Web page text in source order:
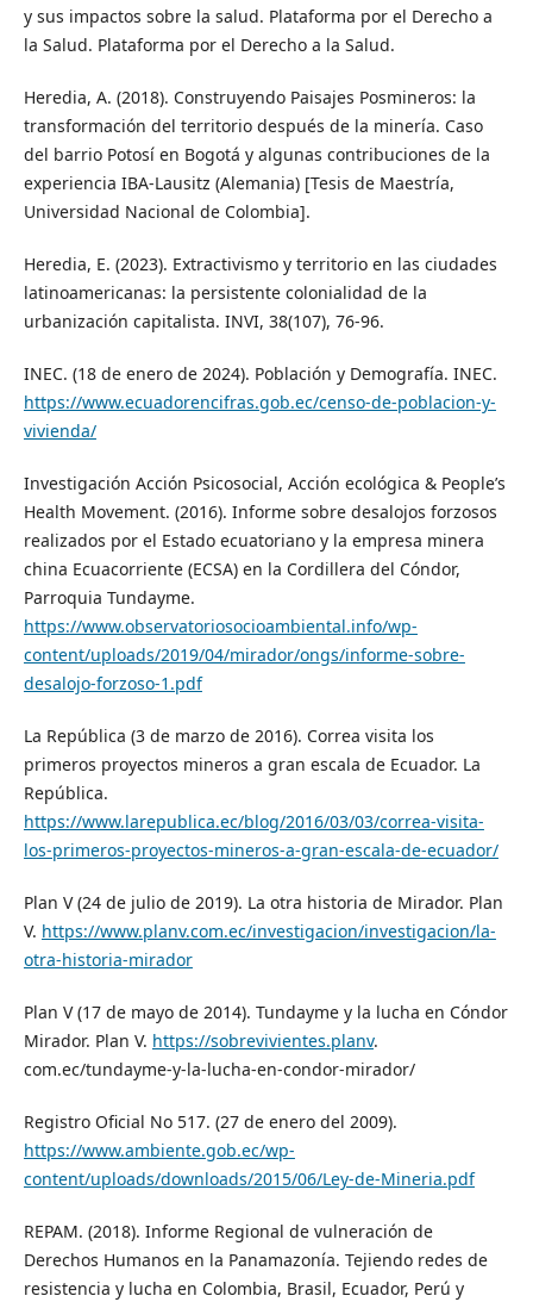
y sus impactos sobre la salud. Plataforma por el Derecho a
la Salud. Plataforma por el Derecho a la Salud.
Heredia, A. (2018). Construyendo Paisajes Posmineros: la
transformación del territorio después de la minería. Caso
del barrio Potosí en Bogotá y algunas contribuciones de la
experiencia IBA-Lausitz (Alemania) [Tesis de Maestría,
Universidad Nacional de Colombia].
Heredia, E. (2023). Extractivismo y territorio en las ciudades
latinoamericanas: la persistente colonialidad de la
urbanización capitalista. INVI, 38(107), 76-96.
INEC. (18 de enero de 2024). Población y Demografía. INEC.
https://www.ecuadorencifras.gob.ec/censo-de-poblacion-y-
vivienda/
Investigación Acción Psicosocial, Acción ecológica & People’s
Health Movement. (2016). Informe sobre desalojos forzosos
realizados por el Estado ecuatoriano y la empresa minera
china Ecuacorriente (ECSA) en la Cordillera del Cóndor,
Parroquia Tundayme.
https://www.observatoriosocioambiental.info/wp-
content/uploads/2019/04/mirador/ongs/informe-sobre-
desalojo-forzoso-1.pdf
La República (3 de marzo de 2016). Correa visita los
primeros proyectos mineros a gran escala de Ecuador. La
República.
https://www.larepublica.ec/blog/2016/03/03/correa-visita-
los-primeros-proyectos-mineros-a-gran-escala-de-ecuador/
Plan V (24 de julio de 2019). La otra historia de Mirador. Plan
V. https://www.planv.com.ec/investigacion/investigacion/la-
otra-historia-mirador
Plan V (17 de mayo de 2014). Tundayme y la lucha en Cóndor
Mirador. Plan V. https://sobrevivientes.planv.
com.ec/tundayme-y-la-lucha-en-condor-mirador/
Registro Oficial No 517. (27 de enero del 2009).
https://www.ambiente.gob.ec/wp-
content/uploads/downloads/2015/06/Ley-de-Mineria.pdf
REPAM. (2018). Informe Regional de vulneración de
Derechos Humanos en la Panamazonía. Tejiendo redes de
resistencia y lucha en Colombia, Brasil, Ecuador, Perú y